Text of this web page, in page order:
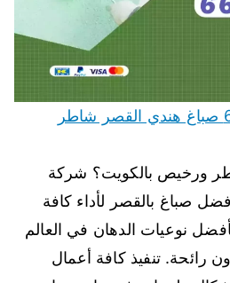
صباغ القصر 66616884 صباغ هندي القصر شاطر
ورخيص بالكويت؟ شركة
صباغ بالقصر لأداء كافة
نوعيات الدهان في العالم
رائحة. تنفيذ كافة أعمال